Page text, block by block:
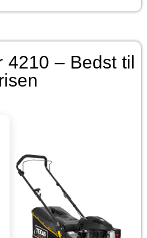
4210 – Bedst til